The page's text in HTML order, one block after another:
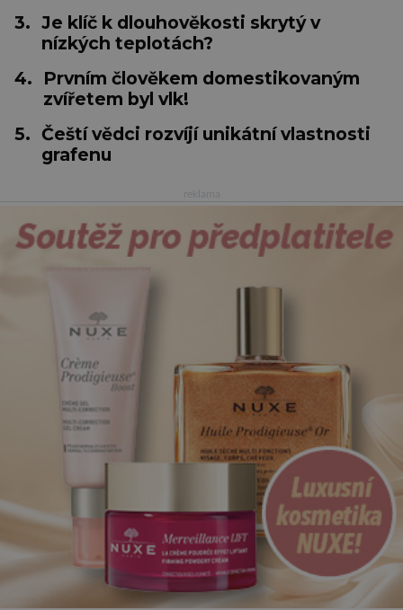
3. Je klíč k dlouhověkosti skrytý v
nízkých teplotách?
4.
Prvním člověkem domestikovaným
zvířetem byl vlk!
5. Čeští vědci rozvíjí unikátní vlastnosti
grafenu